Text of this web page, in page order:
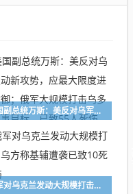
美国副总统万斯：美反对乌军发动新攻势，应最大限度进行防御；俄军大规模打击乌多地军事目标，已致55人死伤
俄军对乌克兰发动大规模打击，乌方称基辅遭袭已致10死56伤